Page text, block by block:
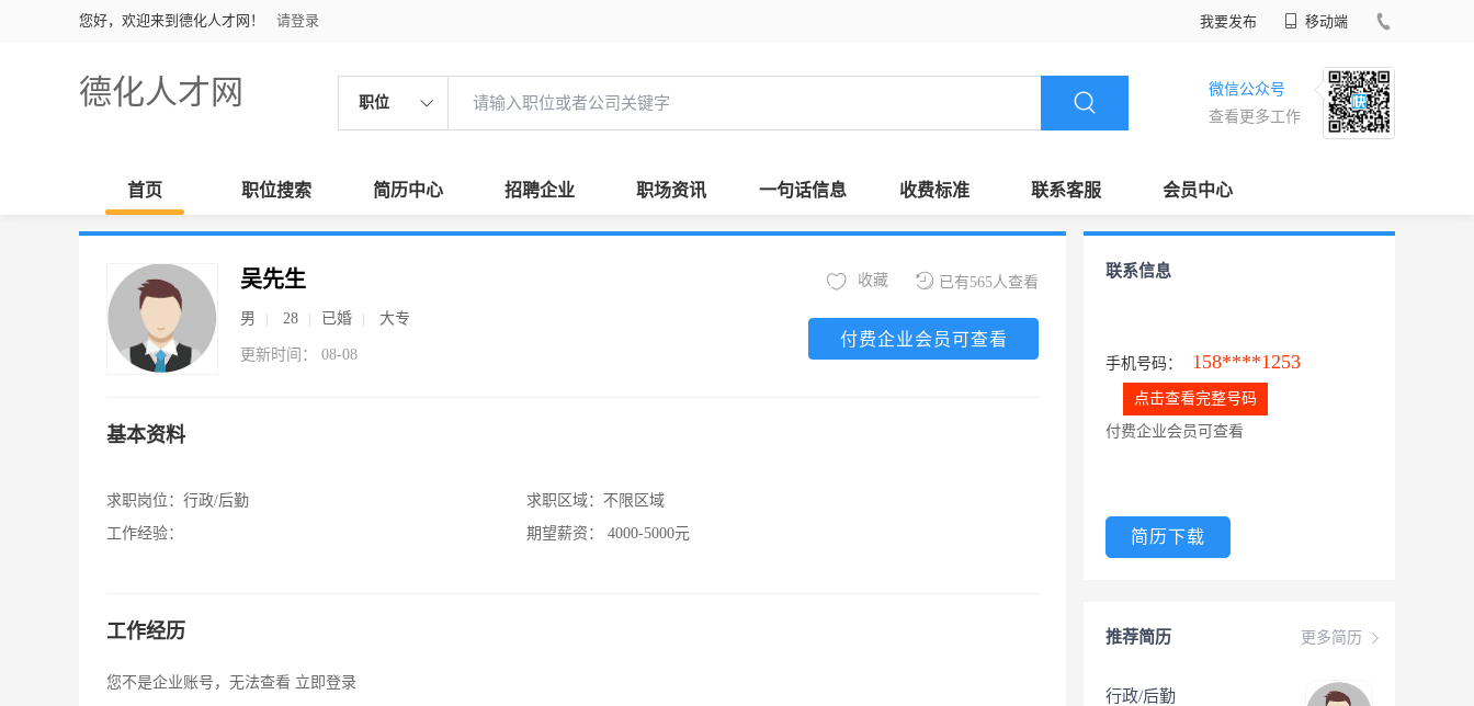
您好，欢迎来到德化人才网！ 请登录 我要发布 移动端
德化人才网 职位
微信公众号
查看更多工作
首页 职位搜索 简历中心 招聘企业 职场资讯 一句话信息 收费标准 联系客服 会员中心
吴先生
男 28 已婚 大专
更新时间： 08-08
已有565人查看
收藏
付费企业会员可查看
基本资料
求职岗位： 行政/后勤
工作经验：
求职区域： 不限区域
期望薪资：
4000-5000元
工作经历
您不是企业账号，无法查看 立即登录
联系信息
手机号码： 158****1253
点击查看完整号码
付费企业会员可查看
简历下载
更多简历
推荐简历
行政/后勤